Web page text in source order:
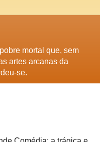
mortal que, sem
artes arcanas da
se.